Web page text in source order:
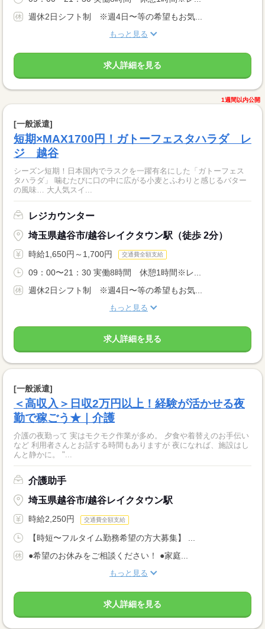
週休2日シフト制 ※週4日〜等の希望もお気...
もっと見る
求人詳細を見る
1週間以内公開
[一般派遣]
短期×MAX1700円！ガトーフェスタハラダ レ
ジ 越谷
シーズン短期！日本国内でラスクを一躍有名にした「ガトーフェス
タハラダ」 噛むたびに口の中に広がる小麦とふわりと感じるバター
の風味… 大人気スイ...
レジカウンター
埼玉県越谷市/越谷レイクタウン駅（徒歩 2分）
時給1,650円～1,700円 交通費全額支給
09：00〜21：30 実働8時間 休憩1時間※レ...
週休2日シフト制 ※週4日〜等の希望もお気...
もっと見る
求人詳細を見る
[一般派遣]
＜高収入＞日収2万円以上！経験が活かせる夜
勤で稼ごう★｜介護
介護の夜勤って 実はモクモク作業が多め。 夕食や着替えのお手伝い
など 利用者さんとお話する時間もありますが 夜になれば、施設はし
んと静かに。 "...
介護助手
埼玉県越谷市/越谷レイクタウン駅
時給2,250円 交通費全額支給
【時短〜フルタイム勤務希望の方大募集】 ...
●希望のお休みをご相談ください！ ●家庭...
もっと見る
求人詳細を見る